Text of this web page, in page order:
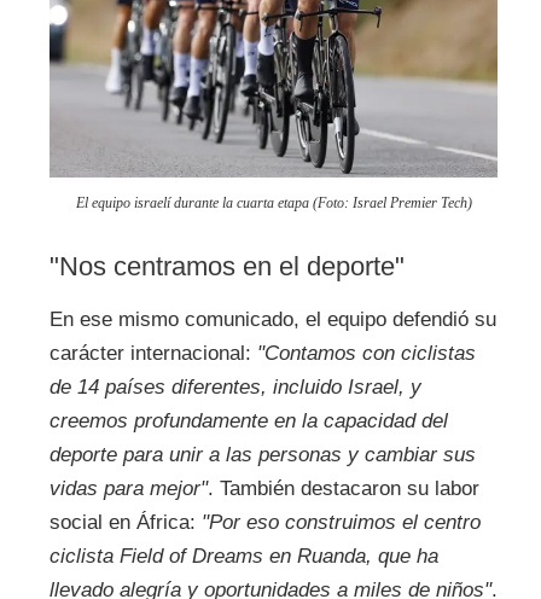
El equipo israelí durante la cuarta etapa (Foto: Israel Premier Tech)
"Nos centramos en el deporte"
En ese mismo comunicado, el equipo defendió su
carácter internacional: "Contamos con ciclistas
de 14 países diferentes, incluido Israel, y
creemos profundamente en la capacidad del
deporte para unir a las personas y cambiar sus
vidas para mejor". También destacaron su labor
social en África: "Por eso construimos el centro
ciclista Field of Dreams en Ruanda, que ha
llevado alegría y oportunidades a miles de niños".